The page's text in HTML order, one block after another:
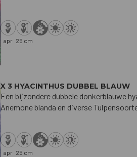
apr 25 cm
X 3 HYACINTHUS DUBBEL BLAUW
Een bijzondere dubbele donkerblauwe
Anemone blanda en diverse
apr 25 cm